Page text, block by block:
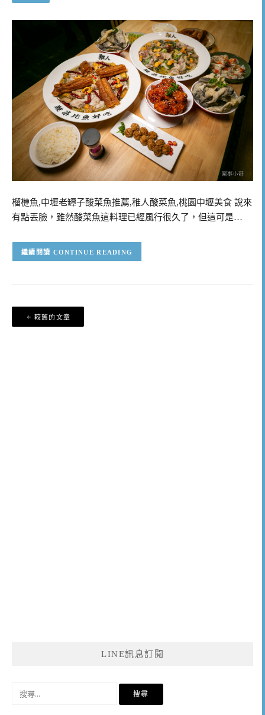
榴槤魚,中壢老罈子酸菜魚推薦,稚人酸菜魚,桃園中壢美食 說來
有點丟臉，雖然酸菜魚這料理已經風行很久了，但這可是…
CONTINUE READING
文
章
較舊的文章
LINE訊息訂閱